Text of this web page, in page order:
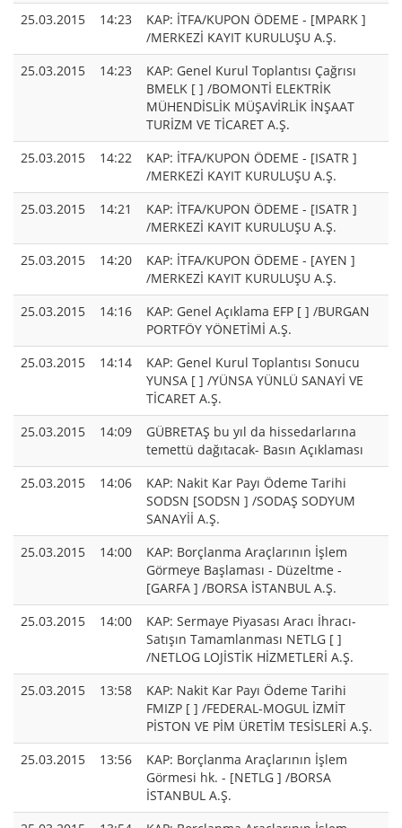
25.03.2015
14:23
KAP: İTFA/KUPON ÖDEME - [MPARK ]
/MERKEZİ KAYIT KURULUŞU A.Ş.
25.03.2015
14:23
KAP: Genel Kurul Toplantısı Çağrısı
BMELK [ ] /BOMONTİ ELEKTRİK
MÜHENDİSLİK MÜŞAVİRLİK İNŞAAT
TURİZM VE TİCARET A.Ş.
25.03.2015
14:22
KAP: İTFA/KUPON ÖDEME - [ISATR ]
/MERKEZİ KAYIT KURULUŞU A.Ş.
25.03.2015
14:21
KAP: İTFA/KUPON ÖDEME - [ISATR ]
/MERKEZİ KAYIT KURULUŞU A.Ş.
25.03.2015
14:20
KAP: İTFA/KUPON ÖDEME - [AYEN ]
/MERKEZİ KAYIT KURULUŞU A.Ş.
25.03.2015
14:16
KAP: Genel Açıklama EFP [ ] /BURGAN
PORTFÖY YÖNETİMİ A.Ş.
25.03.2015
14:14
KAP: Genel Kurul Toplantısı Sonucu
YUNSA [ ] /YÜNSA YÜNLÜ SANAYİ VE
TİCARET A.Ş.
25.03.2015
14:09
GÜBRETAŞ bu yıl da hissedarlarına
temettü dağıtacak- Basın Açıklaması
25.03.2015
14:06
KAP: Nakit Kar Payı Ödeme Tarihi
SODSN [SODSN ] /SODAŞ SODYUM
SANAYİİ A.Ş.
25.03.2015
14:00
KAP: Borçlanma Araçlarının İşlem
Görmeye Başlaması - Düzeltme -
[GARFA ] /BORSA İSTANBUL A.Ş.
25.03.2015
14:00
KAP: Sermaye Piyasası Aracı İhracı-
Satışın Tamamlanması NETLG [ ]
/NETLOG LOJİSTİK HİZMETLERİ A.Ş.
25.03.2015
13:58
KAP: Nakit Kar Payı Ödeme Tarihi
FMIZP [ ] /FEDERAL-MOGUL İZMİT
PİSTON VE PİM ÜRETİM TESİSLERİ A.Ş.
25.03.2015
13:56
KAP: Borçlanma Araçlarının İşlem
Görmesi hk. - [NETLG ] /BORSA
İSTANBUL A.Ş.